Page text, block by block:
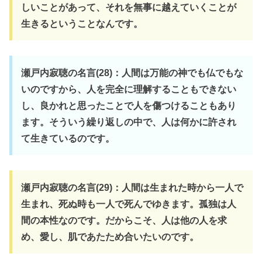
しいことがあって、それを無事に越えていくことが
生きるということなんです。
瀬戸内寂聴の名言(28)：人間は万能の神でも仏でもな
いのですから、人を完全に理解することもできない
し、良かれと思ったことで人を傷つけることもあり
ます。そういう繰り返しの中で、人は何かに許され
て生きているのです。
瀬戸内寂聴の名言(29)：人間は生まれた時から一人で
生まれ、死ぬ時も一人で死んでゆきます。孤独は人
間の本性なのです。だからこそ、人は他の人を求
め、愛し、肌であたため合いたいのです。